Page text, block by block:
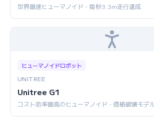
世界最速ヒューマノイド・毎秒3.3m走行達成
ヒューマノイドロボット
UNITREE
Unitree G1
コスト効率最高のヒューマノイド・価格破壊モデ